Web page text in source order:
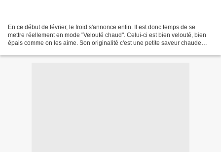
En ce début de février, le froid s'annonce enfin. Il est donc temps de se
mettre réellement en mode "Velouté chaud". Celui-ci est bien velouté, bien
épais comme on les aime. Son originalité c'est une petite saveur chaude